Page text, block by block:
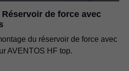
Réservoir de force avec
du réservoir de force avec
AVENTOS HF top.